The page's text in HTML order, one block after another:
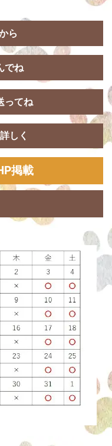
ら
でね
ってね
しく
掲載